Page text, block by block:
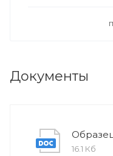
Документы
16.1 Кб